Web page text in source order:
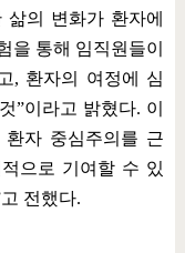
의 변화가 환자에
을 통해 임직원들이
, 환자의 여정에 심
”이라고 밝혔다. 이
환자 중심주의를 근
으로 기여할 수 있
고 전했다.